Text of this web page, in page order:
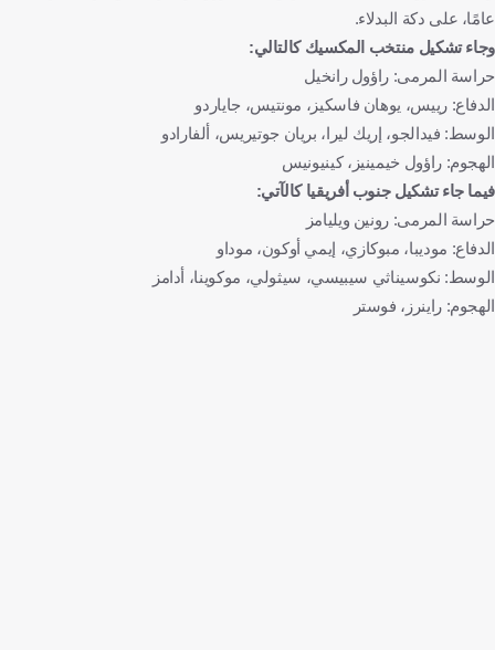
عامًا، على دكة البدلاء.
وجاء تشكيل منتخب المكسيك كالتالي:
حراسة المرمى: راؤول رانخيل
الدفاع: رييس، يوهان فاسكيز، مونتيس، جاياردو
الوسط: فيدالجو، إريك ليرا، بريان جوتيريس، ألفارادو
الهجوم: راؤول خيمينيز، كينيونيس
فيما جاء تشكيل جنوب أفريقيا كالآتي:
حراسة المرمى: رونين ويليامز
الدفاع: موديبا، مبوكازي، إيمي أوكون، موداو
الوسط: نكوسيناثي سيبيسي، سيثولي، موكوينا، أدامز
الهجوم: راينرز، فوستر